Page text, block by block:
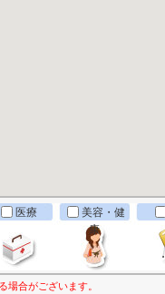
医療
美容・健
康
合がございます。